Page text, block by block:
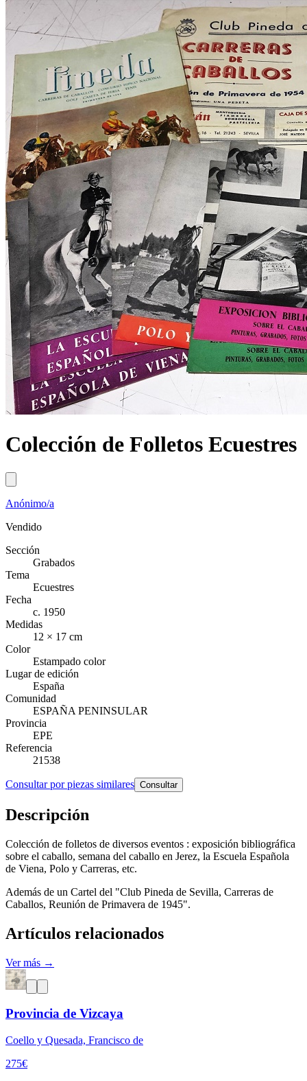
Colección de Folletos Ecuestres
Anónimo/a
Vendido
Sección
Grabados
Tema
Ecuestres
Fecha
c. 1950
Medidas
12 × 17 cm
Color
Estampado color
Lugar de edición
España
Comunidad
ESPAÑA PENINSULAR
Provincia
EPE
Referencia
21538
Consultar por piezas similares Consultar
Descripción
Colección de folletos de diversos eventos : exposición bibliográfica
sobre el caballo, semana del caballo en Jerez, la Escuela Española
de Viena, Polo y Carreras, etc.
Además de un Cartel del "Club Pineda de Sevilla, Carreras de
Caballos, Reunión de Primavera de 1945".
Artículos relacionados
Ver más →
Provincia de Vizcaya
Coello y Quesada, Francisco de
275€